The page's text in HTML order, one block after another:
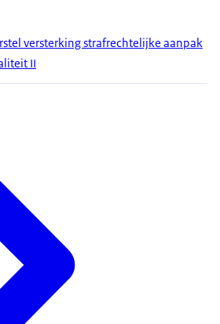
versterking strafrechtelijke aanpak
II